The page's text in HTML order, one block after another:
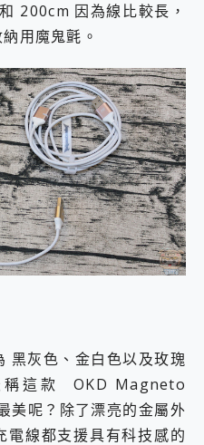
200cm 因為線比較長，
用魔鬼氈。
黑灰色、金白色以及玫瑰
這款 OKD Magneto
美呢？除了漂亮的金屬外
電線都支援具有科技感的